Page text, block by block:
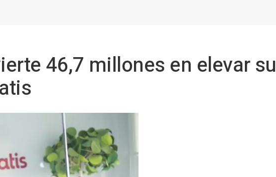
46,7 millones en elevar su